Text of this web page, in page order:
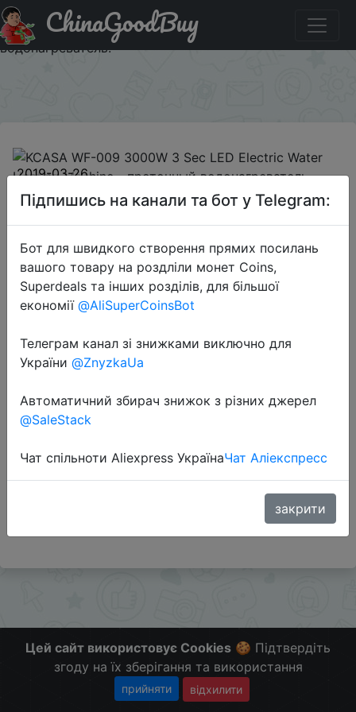
Придбати по знижці 3ac806 KCASA WF-009 3000W 3
Sec LED Electric Water Heating Machine - проточный
водонагреватель.
ChinaGoodBuy
2019-03-26
KCASA WF-009 3000W 3 Sec LED
Electric Water Heating Machine -
проточный водонагреватель.
$19.99
Промокод:
t.me/ChinaGoodBuy
Цей сайт використовує Cookies 🍪 Підтвердіть
згоду на їх зберігання та використання
прийняти відхилити
Підпишись на канали та бот у Telegram:
Бот для швидкого створення прямих посилань
вашого товару на роздліли монет Coins,
Superdeals та інших розділів, для більшої
економії @AliSuperCoinsBot
Телеграм канал зі знижками виключно для
України @ZnyzkaUa
Автоматичний збирач знижок з різних джерел
@SaleStack
Чат спільноти Aliexpress УкраїнаЧат Аліекспресс
закрити